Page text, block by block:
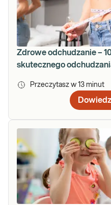
Zdrowe odchudzanie –
skutecznego
Przeczytasz w 13 minut